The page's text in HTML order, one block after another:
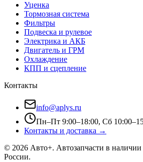
Уценка
Тормозная система
Фильтры
Подвеска и рулевое
Электрика и АКБ
Двигатель и ГРМ
Охлаждение
КПП и сцепление
Контакты
info@aplys.ru
Пн–Пт 9:00–18:00, Сб
Контакты и доставка →
© 2026 Авто+. Автозапчасти в наличии
России.